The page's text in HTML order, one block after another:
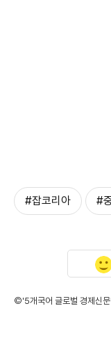
#잡코리아 #
©'5개국어 글로벌 경제신문